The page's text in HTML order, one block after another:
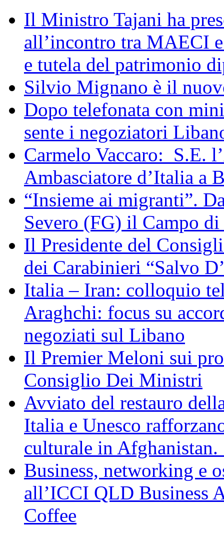
Il Ministro Tajani ha
all’incontro tra MAECI
e tutela del patrimonio
Silvio Mignano è il
Dopo telefonata con
sente i negoziatori
Carmelo Vaccaro: S.E.
Ambasciatore d’Italia a
“Insieme ai migranti”.
Severo (FG) il Campo
Il Presidente del
dei Carabinieri “Salvo
Italia – Iran: colloquio
Araghchi: focus su
negoziati sul Libano
Il Premier Meloni sui
Consiglio Dei Ministri
Avviato del restauro
Italia e Unesco
culturale in
Business, networking e
all’ICCI QLD Business
Coffee